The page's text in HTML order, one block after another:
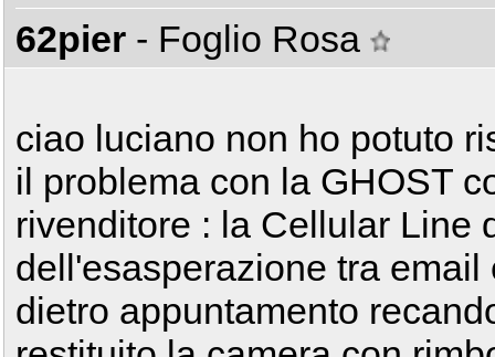
62pier - Foglio Rosa
ciao luciano non ho potuto
il problema con la GHOST
rivenditore : la Cellular Line
dell'esasperazione tra
dietro appuntamento